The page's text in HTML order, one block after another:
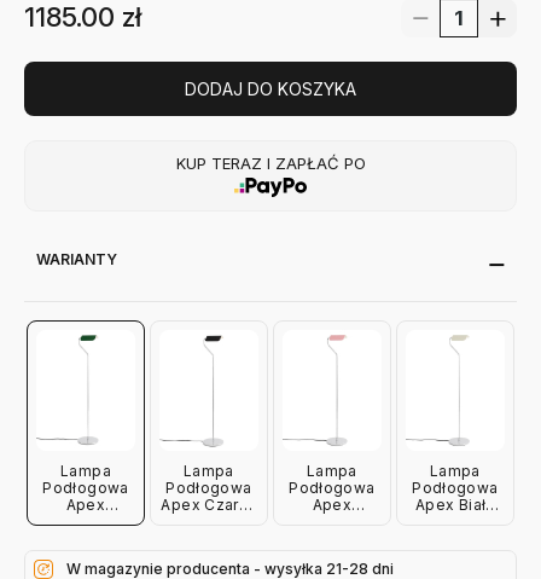
1185.00 zł
DODAJ DO KOSZYKA
KUP TERAZ I ZAPŁAĆ PO
WARIANTY
Lampa
Podłogowa
Apex
Zielona Hay
Lampa
Podłogowa
Apex Czarna
Lampa
Podłogowa
Apex
Lampa
Podłogowa
Apex Biała
W magazynie producenta - wysyłka 21-28 dni